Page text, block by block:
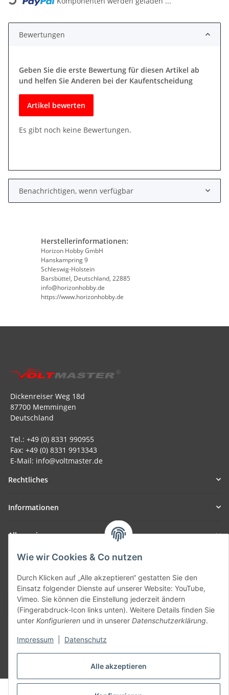
Alle akzeptieren
Wie wir Cookies & Co nutzen
Durch Klicken auf „Alle akzeptieren“ gestatten Sie den
Einsatz folgender Dienste auf unserer Website: YouTube,
Vimeo. Sie können die Einstellung jederzeit ändern
(Fingerabdruck-Icon links unten). Weitere Details finden Sie
unter Konfigurieren und in unserer Datenschutzerklärung.
Impressum Datenschutz
Bewertungen
Geben Sie die erste Bewertung für diesen Artikel ab
und helfen Sie Anderen bei der Kaufentscheidung
Artikel bewerten
Es gibt noch keine Bewertungen.
Benachrichtigen, wenn verfügbar
Herstellerinformationen:
Horizon Hobby GmbH
Hanskampring 9
Schleswig-Holstein
Barsbüttel, Deutschland, 22885
info@horizonhobby.de
https://www.horizonhobby.de
Dickenreiser Weg 18d
87700 Memmingen
Deutschland
Tel.: +49 (0) 8331 990955
Fax: +49 (0) 8331 9913343
E-Mail: info@voltmaster.de
Rechtliches
Informationen
Allgemein
Teil unseres Netzwerks:
SmoliTec - Safety. Simplified. Worldwide. ( B2B Shop )
Vertrag widerrufen
* Alle Preise inkl. gesetzlicher USt., zzgl.Versand
© voltmaster.de